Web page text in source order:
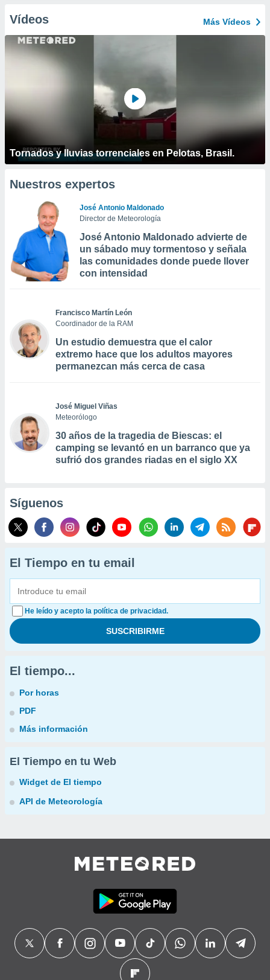
Vídeos Más Vídeos
Tornados y lluvias torrenciales en Pelotas, Brasil.
Nuestros expertos
José Antonio Maldonado
Director de Meteorología
José Antonio Maldonado advierte de
un sábado muy tormentoso y señala
las comunidades donde puede llover
con intensidad
Francisco Martín León
Coordinador de la RAM
Un estudio demuestra que el calor
extremo hace que los adultos mayores
permanezcan más cerca de casa
José Miguel Viñas
Meteorólogo
30 años de la tragedia de Biescas: el
camping se levantó en un barranco que ya
sufrió dos grandes riadas en el siglo XX
Síguenos
El Tiempo en tu email
He leído y acepto la política de privacidad.
El tiempo...
Por horas
PDF
Más información
El Tiempo en tu Web
Widget de El tiempo
API de Meteorología